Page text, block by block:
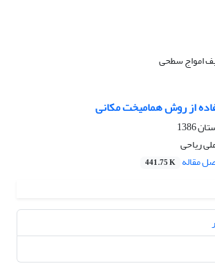
امواج سطحی
از روش همامیخت مکانی
ریاحی
مقاله 441.75 K